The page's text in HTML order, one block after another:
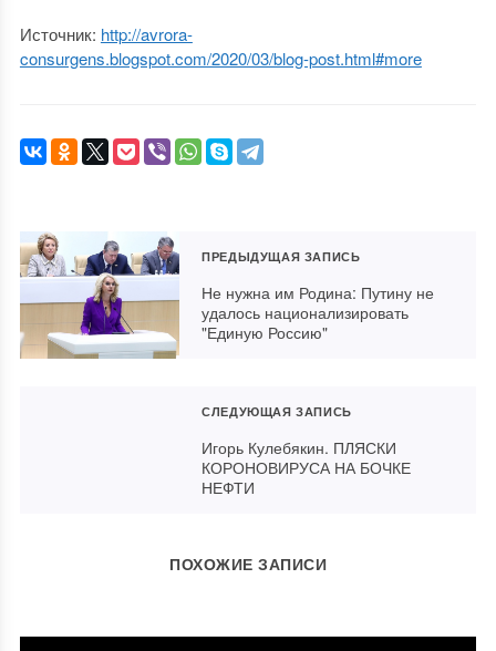
Источник: http://avrora-
consurgens.blogspot.com/2020/03/blog-post.html#more
ПРЕДЫДУЩАЯ ЗАПИСЬ
Не нужна им Родина: Путину не
удалось национализировать
"Единую Россию"
СЛЕДУЮЩАЯ ЗАПИСЬ
Игорь Кулебякин. ПЛЯСКИ
КОРОНОВИРУСА НА БОЧКЕ
НЕФТИ
ПОХОЖИЕ ЗАПИСИ